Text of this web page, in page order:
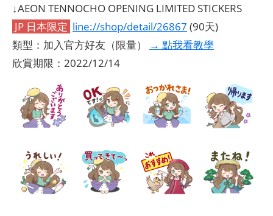
↓AEON TENNOCHO OPENING LIMITED STICKERS
JP 日本限定 line://shop/detail/26867 (90天)
類型：加入官方好友（限量）
→ 點我看教學
欣賞期限：2022/12/14